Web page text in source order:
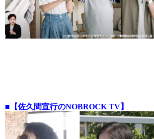
■【佐久間宣行のNOBROCK TV】